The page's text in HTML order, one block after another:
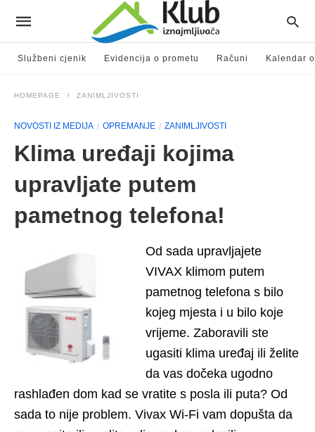
Službeni cjenik Evidencija o prometu Računi Kalendar
HOMEPAGE ZANIMLJIVOSTI
NOVOSTI IZ MEDIJA OPREMANJE ZANIMLJIVOSTI
Klima uređaji kojima
upravljate putem
pametnog telefona!
Od sada upravljajete
VIVAX klimom putem
pametnog telefona s bilo
kojeg mjesta i u bilo koje
vrijeme. Zaboravili ste
ugasiti klima uređaj ili želite
da vas dočeka ugodno
rashlađen dom kad se vratite s posla ili puta? Od
sada to nije problem. Vivax Wi-Fi vam dopušta da